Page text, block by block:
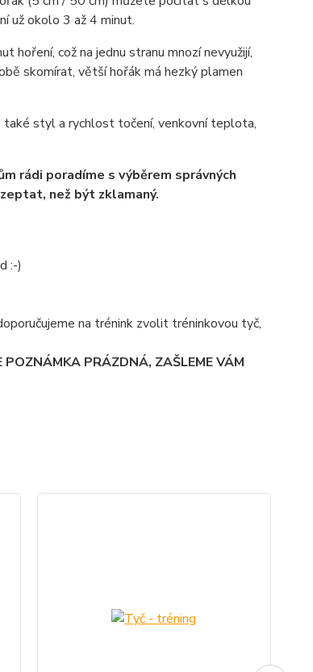
už okolo 3 až 4 minut.
hoření, což na jednu stranu mnozí nevyužijí,
skomírat, větší hořák má hezký plamen
styl a rychlost točení, venkovní teplota,
rádi poradíme s výběrem správných
než být zklamaný.
:-)
na trénink zvolit tréninkovou tyč,
PRÁZDNÁ, ZAŠLEME VÁM